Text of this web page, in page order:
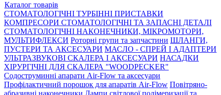
Каталог товарів
СТОМАТОЛОГІЧНІ ТУРБІННІ ПРИСТАВКИ
КОМПРЕСОРИ СТОМАТОЛОГІЧНІ ТА ЗАПАСНІ ДЕТАЛІ
СТОМАТОЛОГІЧНІ НАКОНЕЧНИКИ, МІКРОМОТОРИ,
МУЛЬТИФЛЕКСИ Роторні групи та запчастини ШЛАНГИ,
ПУСТЕРИ ТА АКСЕСУАРИ МАСЛО - СПРЕЙ І АДАПТЕРИ
УЛЬТРАЗВУКОВІ СКАЛЕРА І АКСЕСУАРИ НАСАДКИ
ХІРУРГІЧНІ ДЛЯ СКАЛЕРА "WOODPECKER"
Содоструминні апарати Air-Flow та аксесуари
Профілактичний порошок для апаратів Air-Flow Повітряно-
абразивні наконечники Лампи світлової полімеризації та